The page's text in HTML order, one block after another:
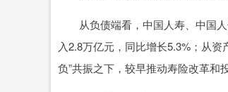
从负债端看，中国人寿、中国人
入2.8万亿元，同比增长5.3%；从
负”共振之下，较早推动寿险改革和